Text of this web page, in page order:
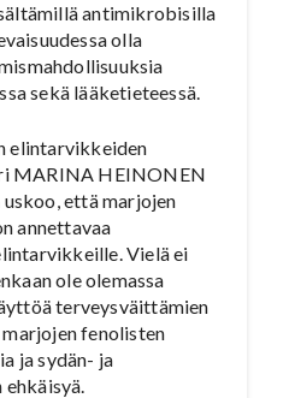
antimikrobisilla
olla
sekä lääketieteessä.
elintarvikkeiden
MARINA HEINONEN
että marjojen
annettavaa
Vielä ei
ole olemassa
terveysväittämien
fenolisten
ja sydän- ja